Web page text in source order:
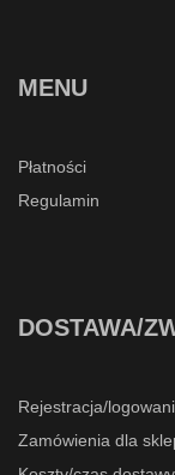
MENU
Płatności
Regulamin
DOSTAWA/
Rejestracja/
Zamówienia dla